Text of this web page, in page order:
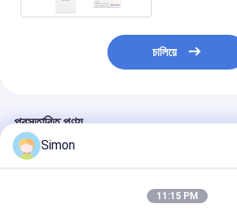
চালিয়ে
প্রস্তাবিত পণ্য
Simon
11:15 PM